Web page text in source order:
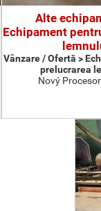
Alte
Echipament
Vânzare / Ofertă >
prelucrarea
Nový